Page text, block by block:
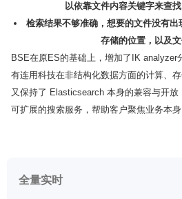
以依靠文件内容关键字来查找
检索结果不够准确，想要的文件没有
存储的位置，以及文
BSE在原ES的基础上，增加了IK analyzer
有连用科技在非结构化数据方面的计算、
又保持了 Elasticsearch 本身的兼容与开
可扩展的搜索服务，帮助客户聚焦业务本身
全量实时